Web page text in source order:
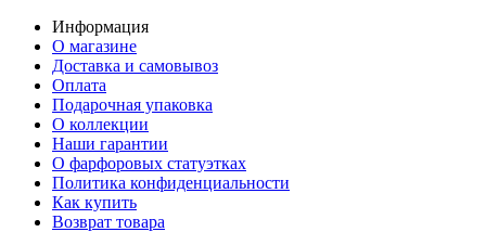
Информация
О магазине
Доставка и самовывоз
Оплата
Подарочная упаковка
О коллекции
Наши гарантии
О фарфоровых статуэтках
Политика конфиденциальности
Как купить
Возврат товара